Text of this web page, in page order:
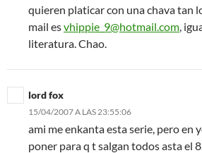
quieren platicar con una chava tan
mail esvhippie_9@hotmail.com,
literatura. Chao.
lord fox
15/04/2007 A LAS 23:55:06
ami me enkanta esta serie, pero en
poner para q t salgan todos asta el